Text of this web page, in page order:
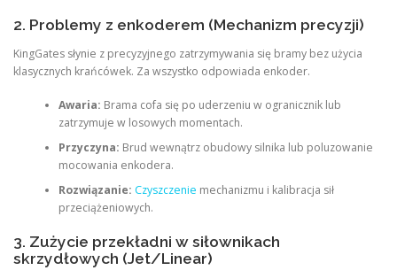
2. Problemy z enkoderem (Mechanizm precyzji)
KingGates słynie z precyzyjnego zatrzymywania się bramy bez użycia
klasycznych krańcówek. Za wszystko odpowiada enkoder.
Awaria: Brama cofa się po uderzeniu w ogranicznik lub
zatrzymuje w losowych momentach.
Przyczyna: Brud wewnątrz obudowy silnika lub poluzowanie
mocowania enkodera.
Rozwiązanie: Czyszczenie mechanizmu i kalibracja sił
przeciążeniowych.
3. Zużycie przekładni w siłownikach
skrzydłowych (Jet/Linear)